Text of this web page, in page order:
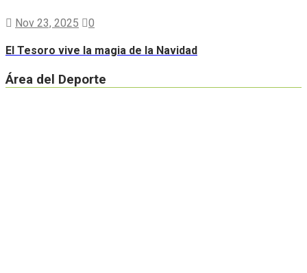
Nov 23, 2025 0
El Tesoro vive la magia de la Navidad
Área del Deporte